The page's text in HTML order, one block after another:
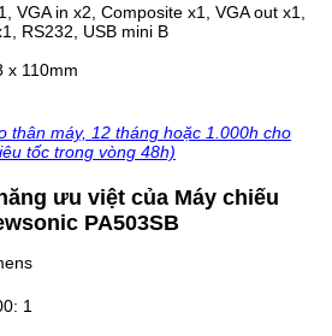
VGA in x2, Composite x1, VGA out x1,
RS232, USB mini B
x 110mm
thân máy, 12 tháng hoặc 1.000h cho
tốc trong vòng 48h)
ưu việt của Máy chiếu
PA503SB
1